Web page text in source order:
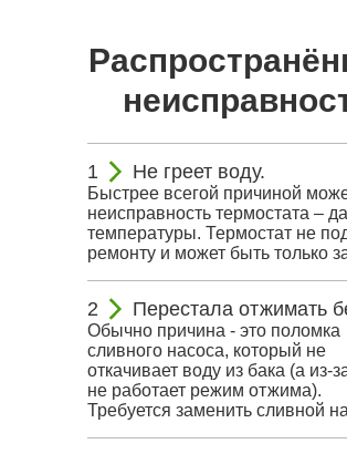
Не греет воду.
Быстрее всегой причиной
неисправность термостата –
температуры. Термостат не
ремонту и может быть только
Перестала отжимать
Обычно причина - это поломка
сливного насоса, который не
откачивает воду из бака (а из-
не работает режим отжима).
Требуется заменить сливной